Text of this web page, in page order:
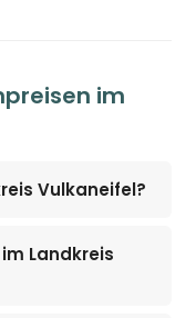
im
Vulkaneifel?
Landkreis